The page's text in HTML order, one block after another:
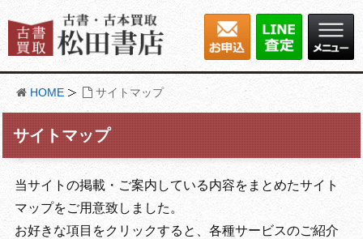
HOME サイトマップ
サイトマップ
当サイトの掲載・ご案内している内容をまとめたサイト
マップをご用意致しました。
お好きな項目をクリックすると、各種サービスのご紹介